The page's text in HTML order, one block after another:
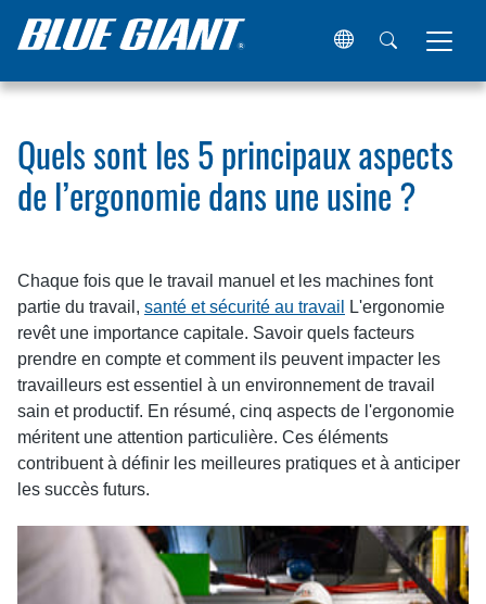
Maison Ressources Articles Quels sont les 5
Quels sont les 5 principaux aspects
de l’ergonomie dans une usine ?
Chaque fois que le travail manuel et les machines font
partie du travail, santé et sécurité au travail
L'ergonomie
revêt une importance capitale. Savoir quels facteurs
prendre en compte et comment ils peuvent impacter les
travailleurs est essentiel à un environnement de travail
sain et productif. En résumé, cinq aspects de l'ergonomie
méritent une attention particulière. Ces éléments
contribuent à définir les meilleures pratiques et à anticiper
les succès futurs.